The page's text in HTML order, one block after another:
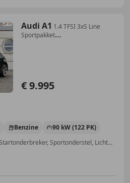
Audi A1 1.4 TFSI 3xS Line
Sportpakket
€ 9.995
Benzine
90 kW (122 PK)
Panorama dak, Nieuwe APK, Startonderbreker, Sportonderstel, Lichtmetalen velgen, Parkeerhulp achter, Stoelverwarming, Xenon verlichting